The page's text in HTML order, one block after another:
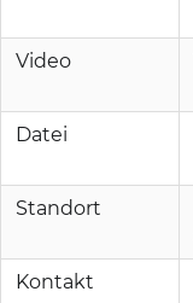
Video
Datei
Standort
Kontakt